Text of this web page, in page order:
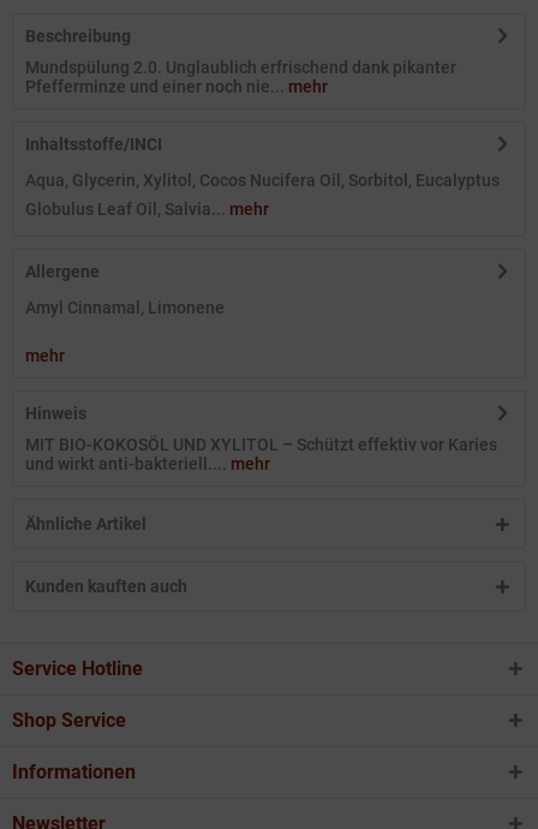
Beschreibung
Mundspülung 2.0. Unglaublich erfrischend dank pikanter
Pfefferminze und einer noch nie... mehr
Inhaltsstoffe/INCI
Aqua, Glycerin, Xylitol, Cocos Nucifera Oil, Sorbitol, Eucalyptus
Globulus Leaf Oil, Salvia... mehr
Allergene
Amyl Cinnamal, Limonene
mehr
Hinweis
MIT BIO-KOKOSÖL UND XYLITOL – Schützt effektiv vor Karies
und wirkt anti-bakteriell.... mehr
Ähnliche Artikel
Kunden kauften auch
Service Hotline
Shop Service
Informationen
Newsletter